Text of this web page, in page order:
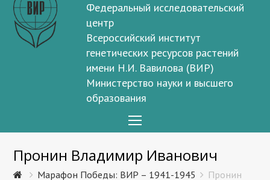
Федеральный исследовательский
центр
Всероссийский институт
генетических ресурсов растений
имени Н.И. Вавилова (ВИР)
Министерство науки и высшего
образования
Menu
Пронин Владимир Иванович
Марафон Победы: ВИР – 1941-1945
Пронин